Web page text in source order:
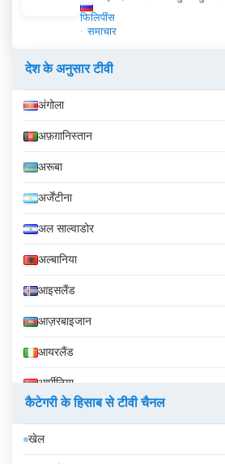
फिलिपींस
समाचार
देश के अनुसार टीवी
अंगोला
अफ़ग़ानिस्तान
अरूबा
अर्जेंटीना
अल साल्वाडोर
अल्बानिया
आइसलैंड
आज़रबाइजान
आयरलैंड
आर्मीनिया
इज़राइल
कैटेगरी के हिसाब से टीवी चैनल
खेल